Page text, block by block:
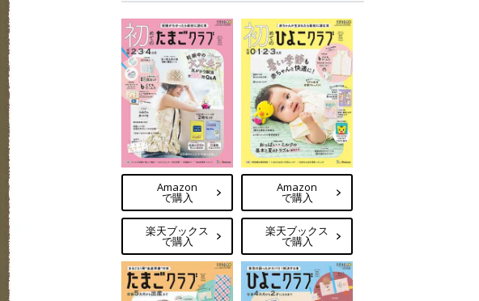
Amazon
で購入
楽天ブックス
で購入
Amazon
で購入
楽天ブックス
で購入